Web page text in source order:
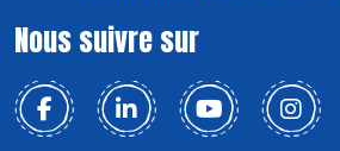
Nous suivre sur